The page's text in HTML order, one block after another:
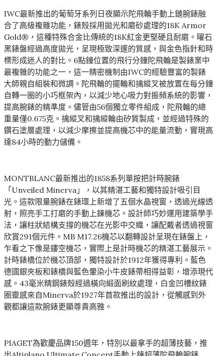
IWC最新推出的葡萄牙系列日夜顯示陀飛輪手動上鏈腕錶融
合了高級複雜功能，錶殼採用拋光和磨砂處理的18K Armor
Gold®，這種特殊合金比傳統的18K紅金更堅硬且耐磨。曜石
黑錶盤經過高度拋光，呈現極致深邃的質感，與金色指針和時
標形成迷人的對比。6點鐘位置的飛行分鐘陀飛輪是製錶業中
最複雜的功能之一，這一精密機制由IWC的經驗豐富的製錶
大師親自組裝和微調。陀飛輪的擺輪和擒縱叉被放置在每分鐘
自轉一圈的小巧框架內，以減少地心吸力對振頻系統的影響，
提高腕錶的精準度。儘管由56個獨立零件組成，陀飛輪的總
重量僅0.675克。擒縱叉和擒縱輪由矽質製成，並經過特殊的
鑽石塗層處理，以減少摩擦並提高機芯中的能量流動，實現高
達84小時的動力儲備。
MONTBLANC最新推出的1858系列單按把計時腕錶
「Unveiled Minerva」，以其精湛工藝和獨特設計吸引目
光。這款限量腕錶在錶環上新增了五個水晶視窗，透過光線透
射，照亮手工打磨的手動上鍊機芯。設計師巧妙運用建築學手
法，讓柱狀結構支撐的機芯在光影中交織，讓配戴者透過視窗
欣賞291個元件。MB M17.26機芯以翻轉設計呈現在錶盤上，
乍看之下像是鏤空機芯，實際上是計時機芯的精湛工藝展示。
計時錶橋位於機芯頂部，獨特設計於1912年獲得專利。藍色
德國銀夾板和錶橋與藍色暈染小牛皮錶帶相得益彰，增添現代
感。43毫米精鋼錶殼經過橫向緞面刷紋處理，白金凹槽紋錶
圈靈感來自Minerva於1927年首款推出的設計，從觸感到外
觀都讓這款腕錶更顯尊貴高雅。
PIAGET為歡慶品牌150週年，特別以最拿手的超薄技藝，推